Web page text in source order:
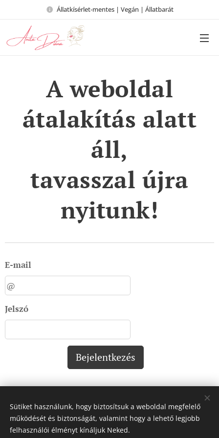
Állatkísérlet-mentes | Vegán | Állatbarát
A weboldal
átalakítás alatt
áll,
tavasszal újra
nyitunk!
E-mail
Jelszó
Bejelentkezés
Impresszum:
Sütiket használunk, hogy biztosítsuk a weboldal megfelelő
működését és biztonságát, valamint hogy a lehető legjobb
felhasználói élményt kínáljuk Neked.